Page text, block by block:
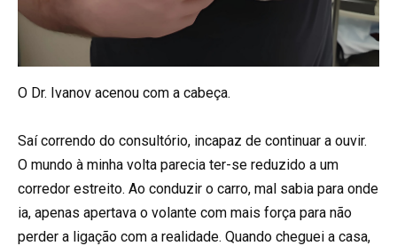
O Dr. Ivanov acenou com a cabeça.
Saí correndo do consultório, incapaz de continuar a ouvir.
O mundo à minha volta parecia ter-se reduzido a um
corredor estreito. Ao conduzir o carro, mal sabia para onde
ia, apenas apertava o volante com mais força para não
perder a ligação com a realidade. Quando cheguei a casa,